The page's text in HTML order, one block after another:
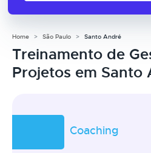
Home São Paulo Santo André
Treinamento de
Projetos em Santo